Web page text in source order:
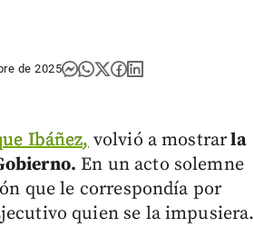
de 2025
Ibáñez,volvió a mostrarla
En un acto solemne
que le correspondía por
quien se la impusiera.